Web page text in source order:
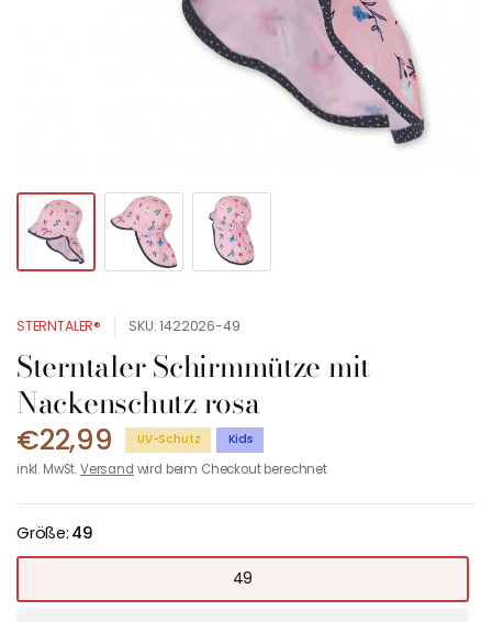
STERNTALER® SKU: 1422026-49
Sterntaler Schirmmütze mit
Nackenschutz rosa
€22,99 UV-Schutz Kids
inkl. MwSt.Versand wird beim Checkout berechnet
Größe: 49
49